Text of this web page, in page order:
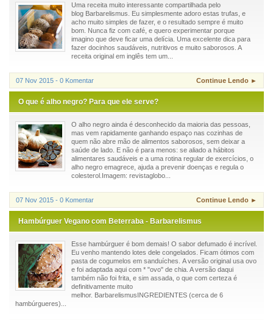
Uma receita muito interessante compartilhada pelo
blog Barbarelismus. Eu simplesmente adoro estas trufas, e
acho muito simples de fazer, e o resultado sempre é muito
bom. Nunca fiz com café, e quero experimentar porque
imagino que deve ficar uma delícia. Uma excelente dica para
fazer docinhos saudáveis, nutritivos e muito saborosos. A
receita original em inglês tem um...
07 Nov 2015 - 0 Komentar Continue Lendo ►
O que é alho negro? Para que ele serve?
O alho negro ainda é desconhecido da maioria das pessoas,
mas vem rapidamente ganhando espaço nas cozinhas de
quem não abre mão de alimentos saborosos, sem deixar a
saúde de lado. E não é para menos: se aliado a hábitos
alimentares saudáveis e a uma rotina regular de exercícios, o
alho negro emagrece, ajuda a prevenir doenças e regula o
colesterol.Imagem: revistaglobo...
07 Nov 2015 - 0 Komentar Continue Lendo ►
Hambúrguer Vegano com Beterraba - Barbarelismus
Esse hambúrguer é bom demais! O sabor defumado é incrível.
Eu venho mantendo lotes dele congelados. Ficam ótimos com
pasta de cogumelos em sanduíches. A versão original usa ovo
e foi adaptada aqui com * "ovo" de chia. A versão daqui
também não foi frita, e sim assada, o que com certeza é
definitivamente muito
melhor. BarbarelismusINGREDIENTES (cerca de 6
hambúrgueres)...